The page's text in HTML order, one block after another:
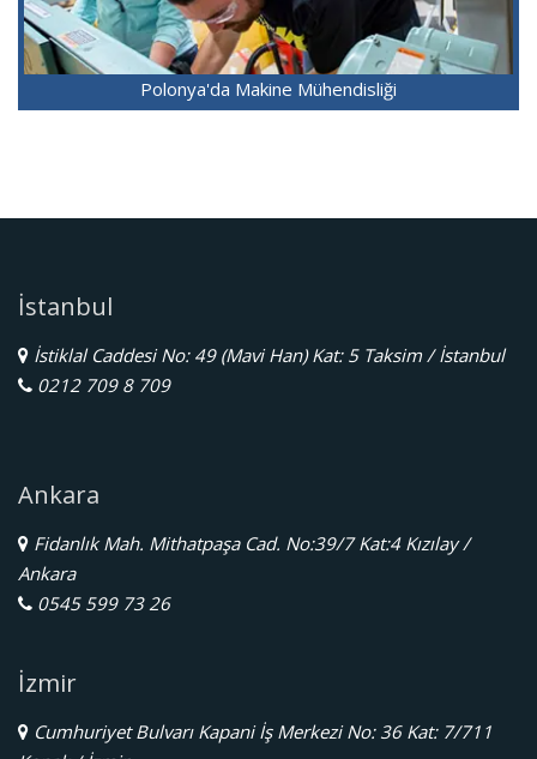
Polonya'da Makine Mühendisliği
İstanbul
İstiklal Caddesi No: 49 (Mavi Han) Kat: 5 Taksim / İstanbul
0212 709 8 709
Ankara
Fidanlık Mah. Mithatpaşa Cad. No:39/7 Kat:4 Kızılay /
Ankara
0545 599 73 26
İzmir
Cumhuriyet Bulvarı Kapani İş Merkezi No: 36 Kat: 7/711